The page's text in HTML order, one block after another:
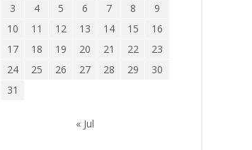
3
4 5 6 7 8
9
10
11 12 13 14 15
16
17
18 19 20 21 22
23
24
25 26 27 28 29
30
31
« Jul